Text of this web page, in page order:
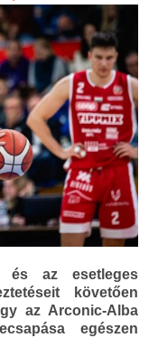
és az esetleges
követően
az Arconic-Alba
egészen